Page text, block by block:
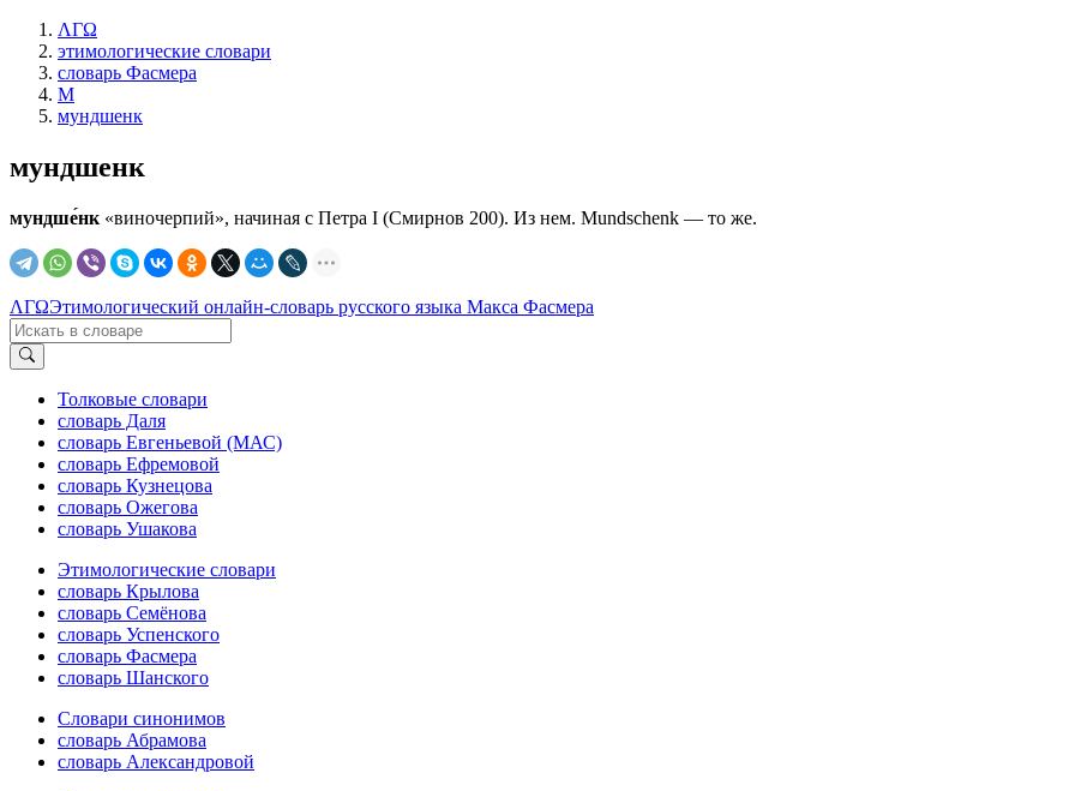
ΛΓΩ
этимологические словари
словарь Фасмера
М
мундшенк
мундшенк
мундше́нк «виночерпий», начиная с Петра I (Смирнов 200). Из нем. Мundschenk — то же.
ΛΓΩЭтимологический онлайн-словарь русского языка Макса Фасмера
Толковые словари
словарь Даля
словарь Евгеньевой (МАС)
словарь Ефремовой
словарь Кузнецова
словарь Ожегова
словарь Ушакова
Этимологические словари
словарь Крылова
словарь Семёнова
словарь Успенского
словарь Фасмера
словарь Шанского
Словари синонимов
словарь Абрамова
словарь Александровой